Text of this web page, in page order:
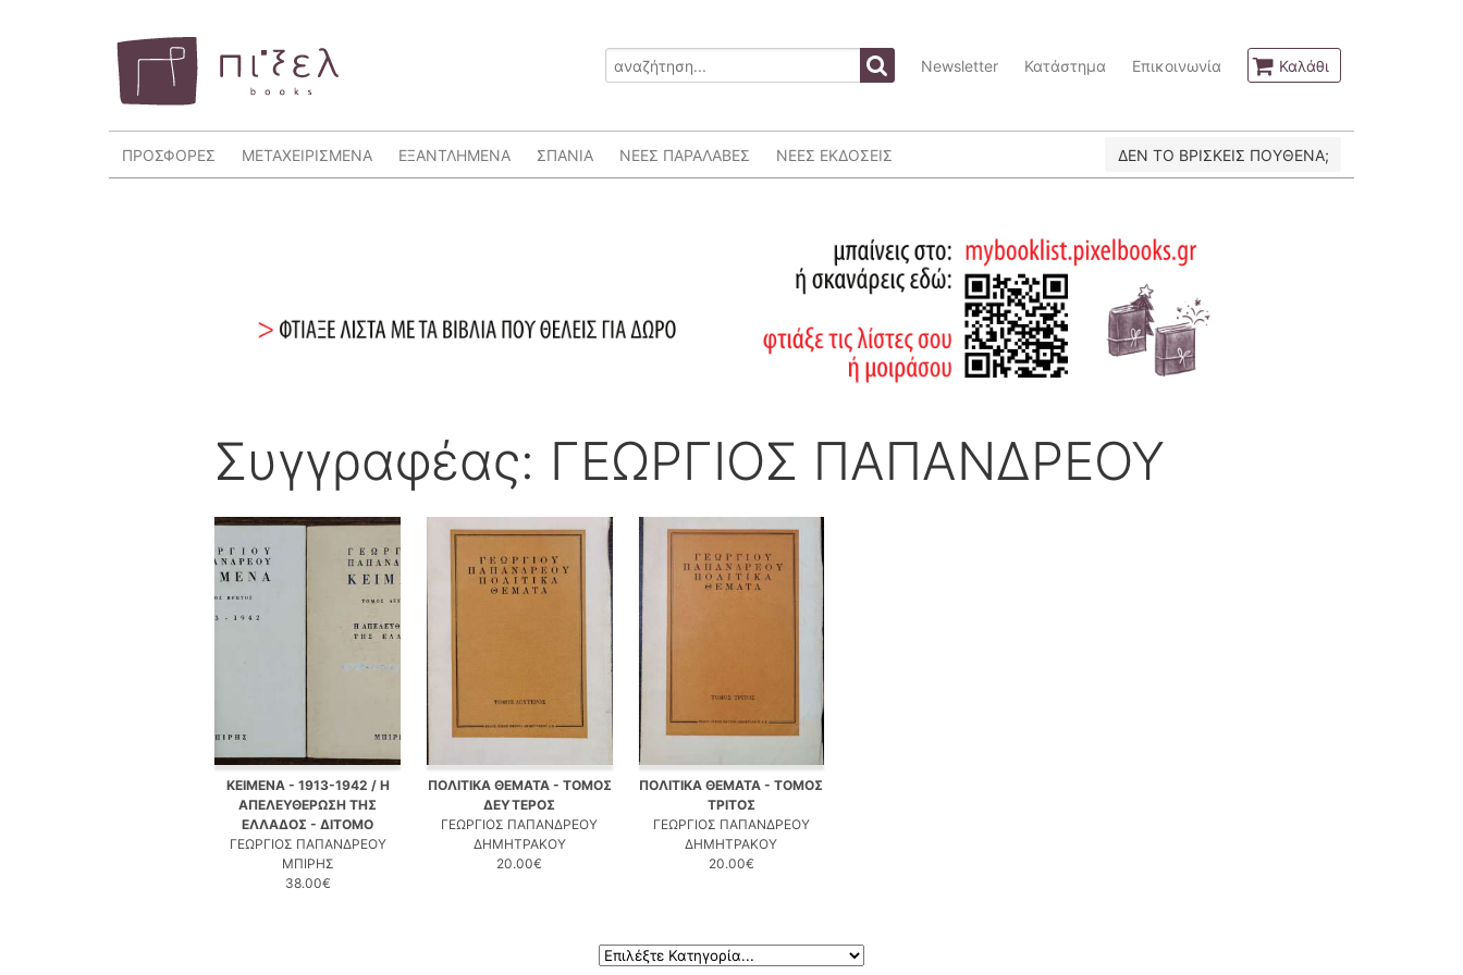
Newsletter Κατάστημα Επικοινωνία Καλάθι
ΠΡΟΣΦΟΡΕΣ ΜΕΤΑΧΕΙΡΙΣΜΕΝΑ ΕΞΑΝΤΛΗΜΕΝΑ ΣΠΑΝΙΑ ΝΕΕΣ ΠΑΡΑΛΑΒΕΣ ΝΕΕΣ ΕΚΔΟΣΕΙΣ ΔΕΝ ΤΟ ΒΡΙΣΚΕΙΣ ΠΟΥΘΕΝΑ;
Συγγραφέας: ΓΕΩΡΓΙΟΣ ΠΑΠΑΝΔΡΕΟΥ
ΚΕΙΜΕΝΑ - 1913-1942 / Η
ΑΠΕΛΕΥΘΕΡΩΣΗ ΤΗΣ
ΕΛΛΑΔΟΣ - ΔΙΤΟΜΟ
ΓΕΩΡΓΙΟΣ ΠΑΠΑΝΔΡΕΟΥ
ΜΠΙΡΗΣ
38.00€
ΠΟΛΙΤΙΚΑ ΘΕΜΑΤΑ - ΤΟΜΟΣ
ΔΕΥΤΕΡΟΣ
ΓΕΩΡΓΙΟΣ ΠΑΠΑΝΔΡΕΟΥ
ΔΗΜΗΤΡΑΚΟΥ
20.00€
ΠΟΛΙΤΙΚΑ ΘΕΜΑΤΑ - ΤΟΜΟΣ
ΤΡΙΤΟΣ
ΓΕΩΡΓΙΟΣ ΠΑΠΑΝΔΡΕΟΥ
ΔΗΜΗΤΡΑΚΟΥ
20.00€